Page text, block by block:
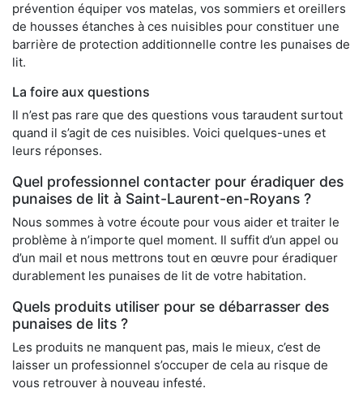
prévention équiper vos matelas, vos sommiers et oreillers
de housses étanches à ces nuisibles pour constituer une
barrière de protection additionnelle contre les punaises de
lit.
La foire aux questions
Il n’est pas rare que des questions vous taraudent surtout
quand il s’agit de ces nuisibles. Voici quelques-unes et
leurs réponses.
Quel professionnel contacter pour éradiquer des
punaises de lit à Saint-Laurent-en-Royans ?
Nous sommes à votre écoute pour vous aider et traiter le
problème à n’importe quel moment. Il suffit d’un appel ou
d’un mail et nous mettrons tout en œuvre pour éradiquer
durablement les punaises de lit de votre habitation.
Quels produits utiliser pour se débarrasser des
punaises de lits ?
Les produits ne manquent pas, mais le mieux, c’est de
laisser un professionnel s’occuper de cela au risque de
vous retrouver à nouveau infesté.